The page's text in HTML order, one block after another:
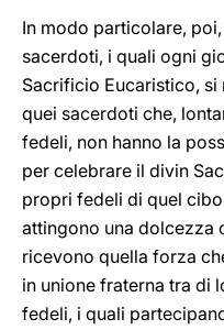
In modo particolare,
sacerdoti, i quali ogni
Sacrificio Eucaristico,
quei sacerdoti che,
fedeli, non hanno la
per celebrare il divin
propri fedeli di quel
attingono una dolcezza
ricevono quella forza
in unione fraterna tra di
fedeli, i quali